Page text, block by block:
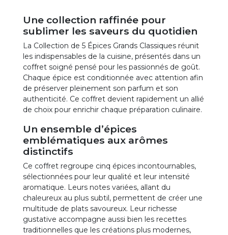
Une collection raffinée pour
sublimer les saveurs du quotidien
La Collection de 5 Épices Grands Classiques réunit
les indispensables de la cuisine, présentés dans un
coffret soigné pensé pour les passionnés de goût.
Chaque épice est conditionnée avec attention afin
de préserver pleinement son parfum et son
authenticité. Ce coffret devient rapidement un allié
de choix pour enrichir chaque préparation culinaire.
Un ensemble d’épices
emblématiques aux arômes
distinctifs
Ce coffret regroupe cinq épices incontournables,
sélectionnées pour leur qualité et leur intensité
aromatique. Leurs notes variées, allant du
chaleureux au plus subtil, permettent de créer une
multitude de plats savoureux. Leur richesse
gustative accompagne aussi bien les recettes
traditionnelles que les créations plus modernes,